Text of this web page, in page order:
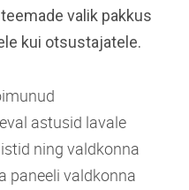
valik pakkus
kui otsustajatele.
astusid lavale
ning valdkonna
paneeli valdkonna